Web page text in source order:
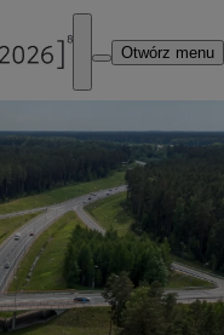
Otwórz menu